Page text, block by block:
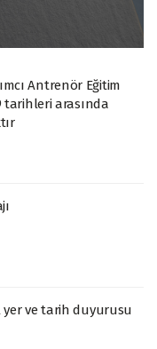
Antrenör Eğitim
tarihleri arasında
yer ve tarih duyurusu